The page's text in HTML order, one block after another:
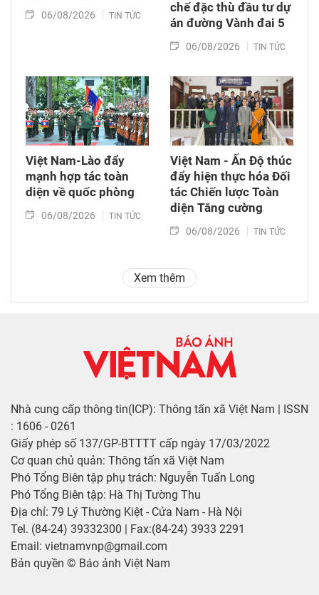
06/08/2026 TIN TỨC
chế đặc thù đầu tư dự
án đường Vành đai 5
06/08/2026 TIN TỨC
Việt Nam-Lào đẩy
mạnh hợp tác toàn
diện về quốc phòng
06/08/2026 TIN TỨC
Việt Nam - Ấn Độ thúc
đẩy hiện thực hóa Đối
tác Chiến lược Toàn
diện Tăng cường
06/08/2026 TIN TỨC
Xem thêm
Nhà cung cấp thông tin(ICP): Thông tấn xã Việt Nam | ISSN
: 1606 - 0261
Giấy phép số 137/GP-BTTTT cấp ngày 17/03/2022
Cơ quan chủ quản: Thông tấn xã Việt Nam
Phó Tổng Biên tập phụ trách: Nguyễn Tuấn Long
Phó Tổng Biên tập: Hà Thị Tường Thu
Địa chỉ: 79 Lý Thường Kiệt - Cửa Nam - Hà Nội
Tel. (84-24) 39332300 | Fax:(84-24) 3933 2291
Email: vietnamvnp@gmail.com
Bản quyền © Báo ảnh Việt Nam